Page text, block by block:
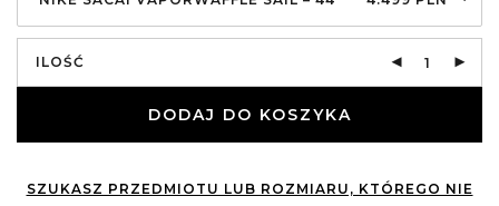
ILOŚĆ
DODAJ DO KOSZYKA
SZUKASZ PRZEDMIOTU LUB ROZMIARU, KTÓREGO NIE